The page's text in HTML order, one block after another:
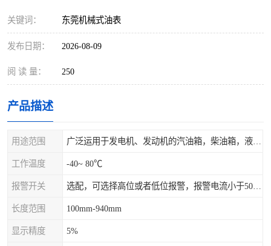
关键词： 东莞机械式油表
发布日期： 2026-08-09
阅 读 量： 250
产品描述
用途范围
工作温度 -40~ 80℃
报警开关
长度范围 100mm-940mm
显示精度 5%